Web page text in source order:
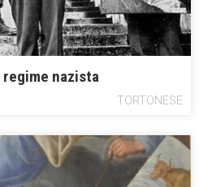
nazista
TORTONESE